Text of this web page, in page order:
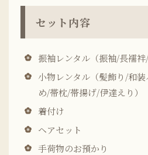
セット内容
振袖レンタル（振袖/長襦袢/
小物レンタル（髪飾り/和
め/帯枕/帯揚げ/伊達えり）
着付け
ヘアセット
手荷物のお預かり